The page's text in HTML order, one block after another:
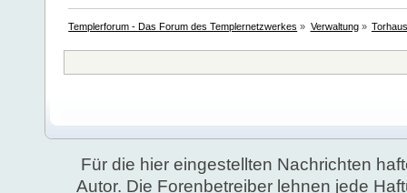
Templerforum - Das Forum des Templernetzwerkes » Verwaltung» Torhaus
Für die hier eingestellten Nachrichten
Autor. Die Forenbetreiber lehnen jede